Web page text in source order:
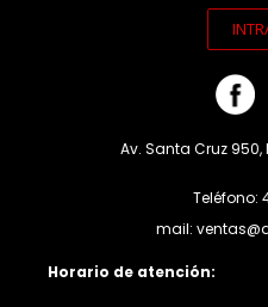
Av. Santa Cruz 950,
Teléfono:
mail:
Horario de atención: